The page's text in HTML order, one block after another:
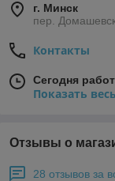
г. Минск
пер.
Контакты
Сегодня
Показать
Отзывы о
28 отзывов за